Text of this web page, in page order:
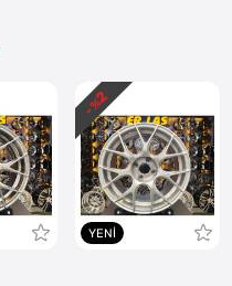
YENI
- %
2